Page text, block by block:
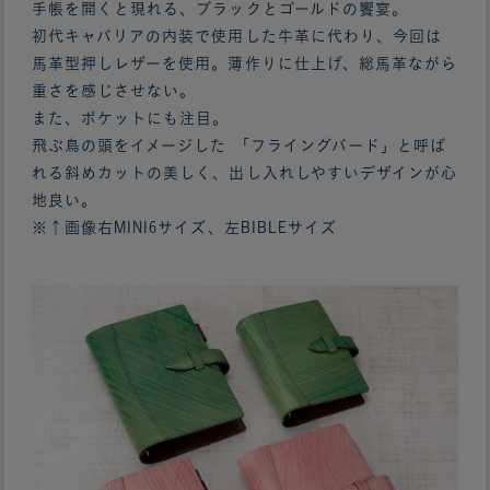
手帳を開くと現れる、ブラックとゴールドの饗宴。
初代キャバリアの内装で使用した牛革に代わり、今回は
馬革型押しレザーを使用。薄作りに仕上げ、総馬革ながら
重さを感じさせない。
また、ポケットにも注目。
飛ぶ鳥の頭をイメージした 「フライングバード」と呼ば
れる斜めカットの美しく、出し入れしやすいデザインが心
地良い。
※↑画像右MINI6サイズ、左BIBLEサイズ